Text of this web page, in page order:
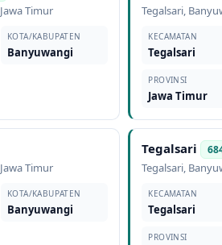
Jawa Timur
KOTA/KABUPATEN
Banyuwangi
Tegalsari,
KECAMATAN
Tegalsari
PROVINSI
Jawa Timur
Jawa Timur
KOTA/KABUPATEN
Banyuwangi
Tegalsari
Tegalsari,
KECAMATAN
Tegalsari
PROVINSI